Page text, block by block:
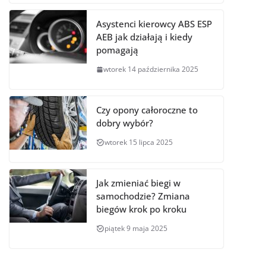
Asystenci kierowcy ABS ESP
AEB jak działają i kiedy
pomagają
wtorek 14 października 2025
Czy opony całoroczne to
dobry wybór?
wtorek 15 lipca 2025
Jak zmieniać biegi w
samochodzie? Zmiana
biegów krok po kroku
piątek 9 maja 2025